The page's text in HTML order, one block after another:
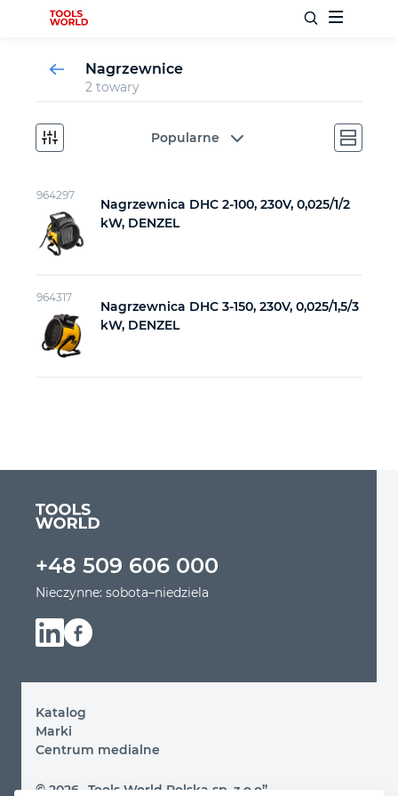
Nowości
Narzędzia ślusarskie
Narzędzia pomiarowe
Narzędzia tnące
Narzędzia wykończeniowe
Nagrzewnice
2 towary
Popularne
964297
Nagrzewnica DHC 2-100, 230V, 0,025/1/2
kW, DENZEL
964317
Nagrzewnica DHC 3-150, 230V, 0,025/1,5/3
kW, DENZEL
+48 509 606 000
Nieczynne: sobota–niedziela
Katalog
Marki
Centrum medialne
© 2026 „Tools World Polska sp. z o.o”